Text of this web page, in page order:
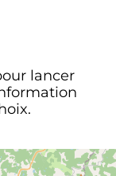
lancer